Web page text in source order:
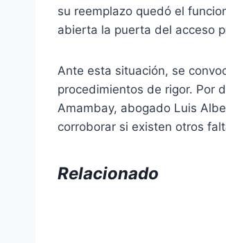
su reemplazo quedó el
abierta la puerta del acceso
Ante esta situación, se
procedimientos de rigor. Por
Amambay, abogado Luis
corroborar si existen otros
Relacionado